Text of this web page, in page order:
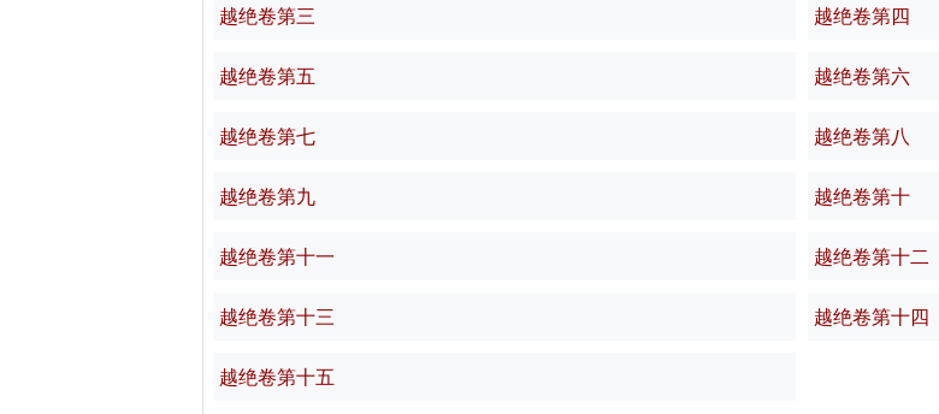
越绝卷第三 越绝卷第四
越绝卷第五 越绝卷第六
越绝卷第七 越绝卷第八
越绝卷第九 越绝卷第十
越绝卷第十一 越绝卷第十二
越绝卷第十三 越绝卷第十四
越绝卷第十五